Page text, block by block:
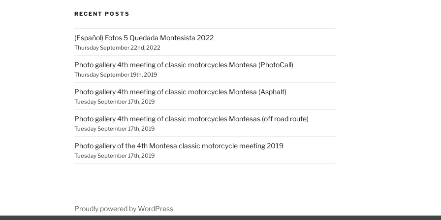
RECENT POSTS
(Español) Fotos 5 Quedada Montesista 2022
Thursday September 22nd, 2022
Photo gallery 4th meeting of classic motorcycles Montesa (PhotoCall)
Thursday September 19th, 2019
Photo gallery 4th meeting of classic motorcycles Montesa (Asphalt)
Tuesday September 17th, 2019
Photo gallery 4th meeting of classic motorcycles Montesas (off road route)
Tuesday September 17th, 2019
Photo gallery of the 4th Montesa classic motorcycle meeting 2019
Tuesday September 17th, 2019
Proudly powered by WordPress